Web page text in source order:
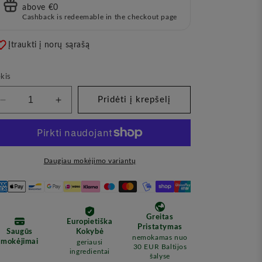
above €0
Cashback is redeemable in the checkout page
Įtraukti į norų sąrašą
Sumažinkite
kiekį
„Levanda“
(Nurme)
Padidinkite
kiekį
Plaukų
priežiūros
„Levanda“
(Nurme)
Pridėti į krepšelį
Daugiau mokėjimo variantų